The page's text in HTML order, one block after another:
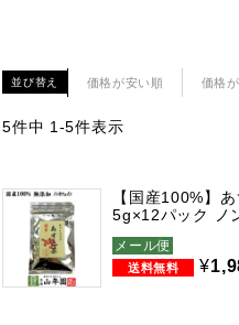
並び替え 価格が安い順 価格
5件中 1 -5件表示
【国産100%】
5g×12パック ノ
メール便
¥